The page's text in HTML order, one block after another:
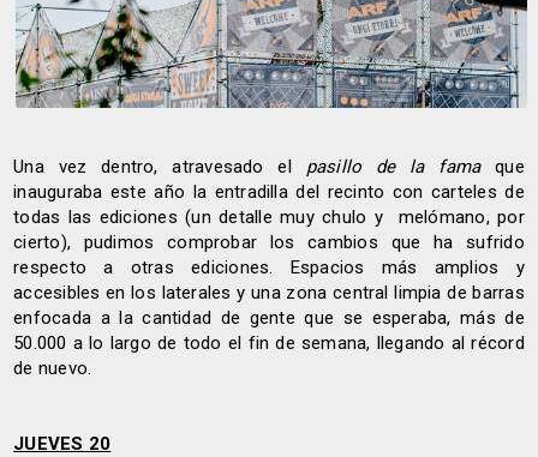
Una vez dentro, atravesado el pasillo de la famaque
inauguraba este año la entradilla del recinto con carteles de
todas las ediciones (un detalle muy chulo y melómano, por
cierto), pudimos comprobar los cambios que ha sufrido
respecto a otras ediciones. Espacios más amplios y
accesibles en los laterales y una zona central limpia de barras
enfocada a la cantidad de gente que se esperaba, más de
50.000 a lo largo de todo el fin de semana, llegando al récord
de nuevo.
JUEVES 20